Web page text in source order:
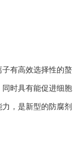
有高效选择性的螯
时具有能促进细胞
，是新型的防腐剂